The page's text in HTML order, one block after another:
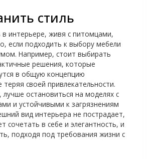
стиль
в интерьере, живя с питомцами,
если подходить к выбору мебели
Например, стоит выбирать
решения, которые
в общую концепцию
теряя своей привлекательности.
остановиться на моделях с
и устойчивыми к загрязнениям
вид интерьера не пострадает,
сочетать в себе и элегантность, и
подходя под требования жизни с